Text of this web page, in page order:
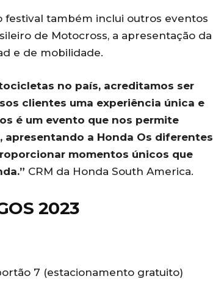
festival também inclui outros eventos
de Motocross, a apresentação da
e de mobilidade.
no país, acreditamos ser
clientes uma experiência única e
é um evento que nos permite
a Honda Os diferentes
momentos únicos que
CRM da Honda South America.
2023
7 (estacionamento gratuito)